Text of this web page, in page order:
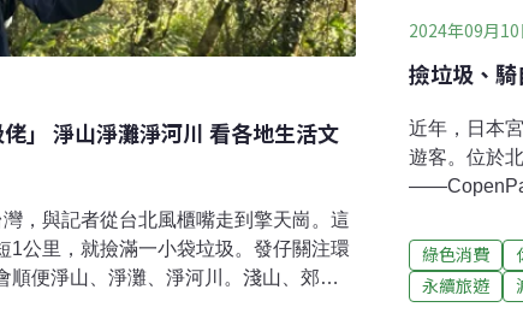
」 淨山淨灘淨河川 看各地生活文
，與記者從台北風櫃嘴走到擎天崗。這
1公里，就撿滿一小袋垃圾。發仔關注環
順便淨山、淨灘、淨河川。淺山、郊山
2024年09月10
撿垃圾、
近年，日本
遊客。位於
CopenPay計
環境永續行
行車、搭乘
綠色消費
永續旅遊